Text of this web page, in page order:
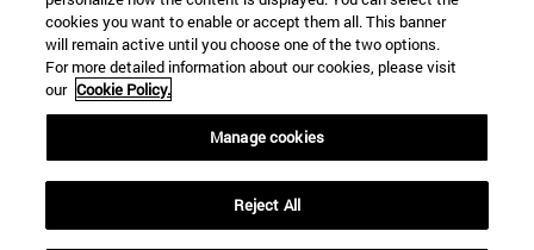
cookies you want to enable or accept them all. This banner
will remain active until you choose one of the two options.
For more detailed information about our cookies, please visit
our Cookie Policy.
Manage cookies
Reject All